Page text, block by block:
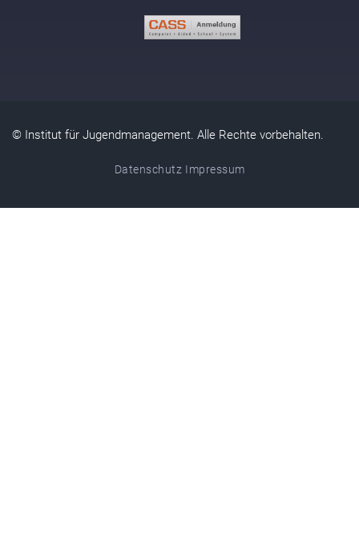
© Institut für Jugendmanagement. Alle Rechte vorbehalten.
Datenschutz Impressum